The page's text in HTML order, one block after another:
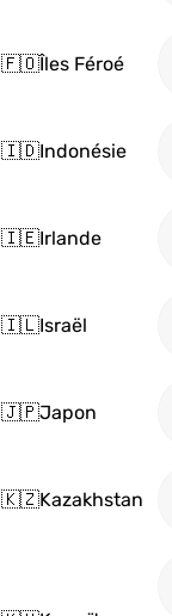
🇫🇴Îles Féroé
🇮🇩Indonésie
🇮🇪Irlande
🇮🇱Israël
🇯🇵Japon
🇰🇿Kazakhstan